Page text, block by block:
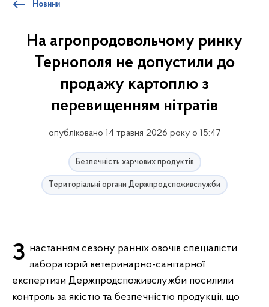
Новини
На агропродовольчому ринку
Тернополя не допустили до
продажу картоплю з
перевищенням нітратів
опубліковано 14 травня 2026 року о 15:47
Безпечність харчових продуктів
Територіальні органи Держпродспоживслужби
З настанням сезону ранніх овочів спеціалісти лабораторій ветеринарно-санітарної
експертизи Держпродспоживслужби посилили
контроль за якістю та безпечністю продукції, що